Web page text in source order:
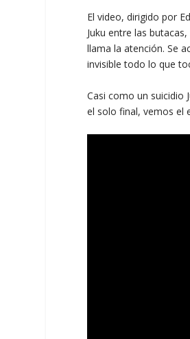
El video, dirigido por
Juku entre las
llama la atención. Se
invisible todo lo que
Casi como un suicidio
el solo final, vemos el